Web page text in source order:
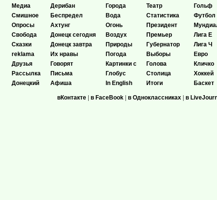
Медиа
Смишное
Опросы
Свобода
Сказки
reklama
Друзья
Рассылка
Донецкий
Дерибан
Беспредел
Ахтунг
Донецк сегодня
Донецк завтра
Их нравы
Говорят
Письма
Афиша
Города
Вода
Огонь
Воздух
Природы
Погода
Картинки с
Глобус
In English
Театр
Статистика
Президент
Премьер
Губернатор
Выборы
Голова
Столица
Итоги
Гольф
Футбол
Лига Е
Лига Ч
Евро
Кличко
Хоккей
Баскет
вКонтакте | в FaceBook | в Одноклассниках | в